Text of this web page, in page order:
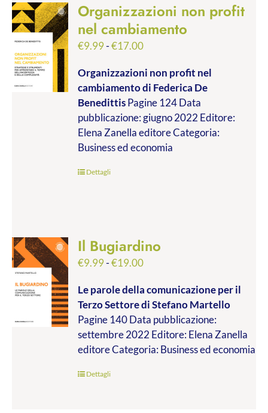
Organizzazioni non profit
nel cambiamento
€9.99-€17.00Fascia
prezzo:
da
€9.99
a
€17.00
Organizzazioni non profit nel
cambiamentodi Federica De
BenedittisPagine 124 Data
pubblicazione: giugno 2022 Editore:
Elena Zanella editore Categoria:
Business ed economia
Dettagli
Il Bugiardino
€9.99-€19.00Fascia
prezzo:
da
€9.99
a
€19.00
Le parole della comunicazione per il
Terzo Settoredi Stefano Martello
Pagine 140 Data pubblicazione:
settembre 2022 Editore: Elena Zanella
editore Categoria: Business ed economia
Dettagli